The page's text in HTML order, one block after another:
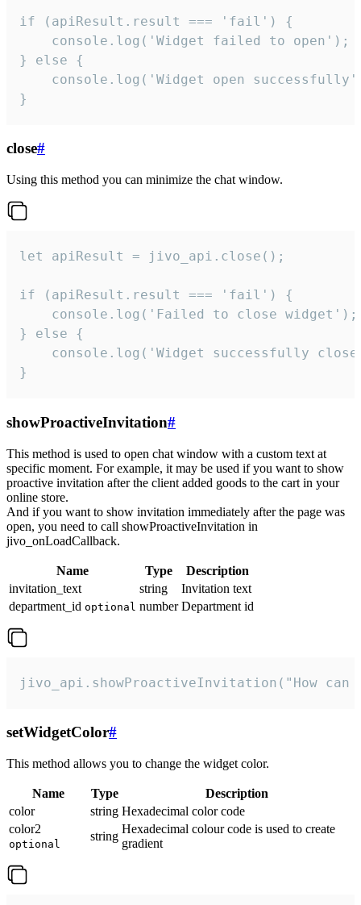
if (apiResult.result === 'fail') {
    console.log('Widget failed to open');
} else {
console.log('Widget open
}
close#
Using this method you can minimize the chat window.
let apiResult = jivo_api.close();
if (apiResult.result === 'fail') {
    console.log('Failed to close widget');
} else {
console.log('Widget successfully
}
showProactiveInvitation#
This method is used to open chat window with a custom text at
specific moment. For example, it may be used if you want to show
proactive invitation after the client added goods to the cart in your
online store.
And if you want to show invitation immediately after the page was
open, you need to call showProactiveInvitation in
jivo_onLoadCallback.
Name Type
Description
invitation_text
string
Invitation text
department_id optional number Department id
jivo_api.showProactiveInvitation("How
setWidgetColor#
This method allows you to change the widget color.
Name Type
Description
color
string Hexadecimal color code
color2
optional
string
Hexadecimal colour code is used to create
gradient